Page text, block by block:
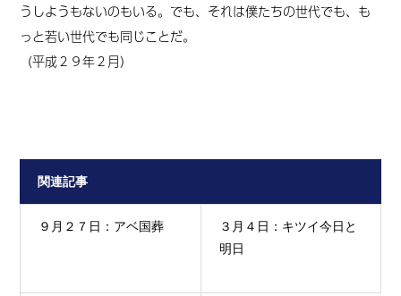
うしようもないのもいる。でも、それは僕たちの世代でも、も
っと若い世代でも同じことだ。
（平成２９年２月）
関連記事
９月２７日：アベ国葬
３月４日：キツイ今日と
明日